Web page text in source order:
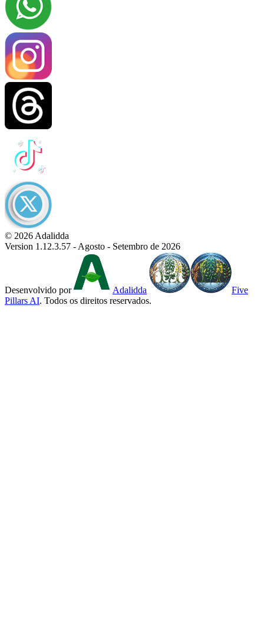
© 2026 Adalidda
Version 1.12.3.57 - Agosto - Setembro de 2026
Desenvolvido por Adalidda
Five
Pillars AI. Todos os direitos reservados.